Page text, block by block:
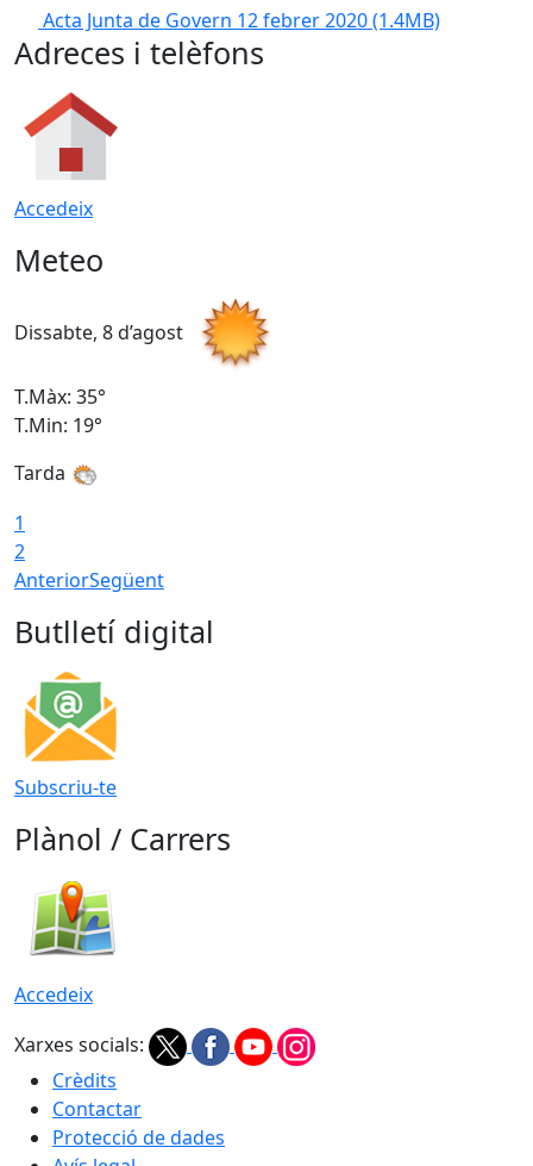
Acta Junta de Govern 12 febrer 2020(1.4MB)
Adreces i telèfons
Accedeix
Meteo
Dissabte, 8 d’agost
T.Màx: 35°
T.Min: 19°
Tarda
1
2
AnteriorSegüent
Butlletí digital
Subscriu-te
Plànol / Carrers
Accedeix
Xarxes socials:
Crèdits
Contactar
Protecció de dades